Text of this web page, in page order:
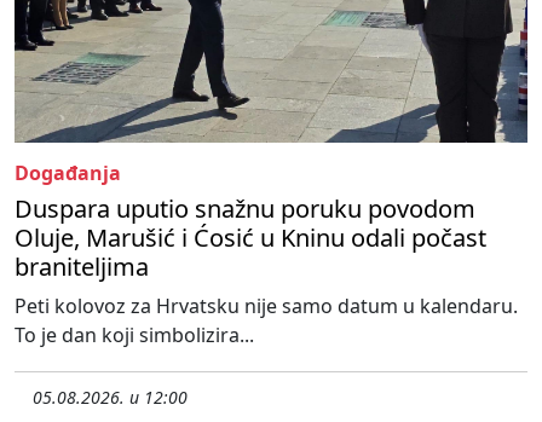
Događanja
Duspara uputio snažnu poruku povodom
Oluje, Marušić i Ćosić u Kninu odali počast
braniteljima
Peti kolovoz za Hrvatsku nije samo datum u kalendaru.
To je dan koji simbolizira...
05.08.2026. u 12:00